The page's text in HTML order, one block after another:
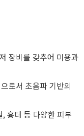
장비를 갖추어 미용과
로서 초음파 기반의
흉터 등 다양한 피부